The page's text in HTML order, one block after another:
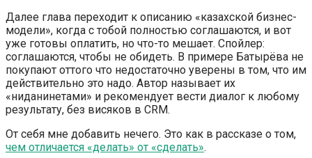
Далее глава переходит к описанию «казахской бизнес-
модели», когда с тобой полностью соглашаются, и вот
уже готовы оплатить, но что-то мешает. Спойлер:
соглашаются, чтобы не обидеть. В примере Батырёва не
покупают оттого что недостаточно уверены в том, что им
действительно это надо. Автор называет их
«ниданинетами» и рекомендует вести диалог к любому
результату, без висяков в CRM.
От себя мне добавить нечего. Это как в рассказе о том,
чем отличается «делать» от «сделать».